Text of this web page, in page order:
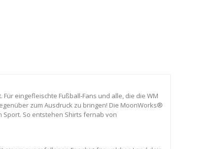
eingefleischte Fußball-Fans und alle, die die WM
zum Ausdruck zu bringen! Die MoonWorks®
Sport. So entstehen Shirts fernab von